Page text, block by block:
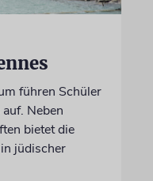
führen Schüler
Neben
bietet die
jüdischer